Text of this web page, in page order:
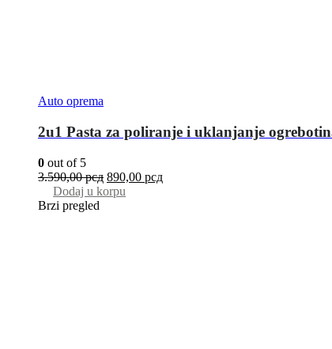
Auto oprema
2u1 Pasta za poliranje i uklanjanje
0 out of 5
3.590,00рсд 890,00 рсд
Dodaj u korpu
Brzi pregled